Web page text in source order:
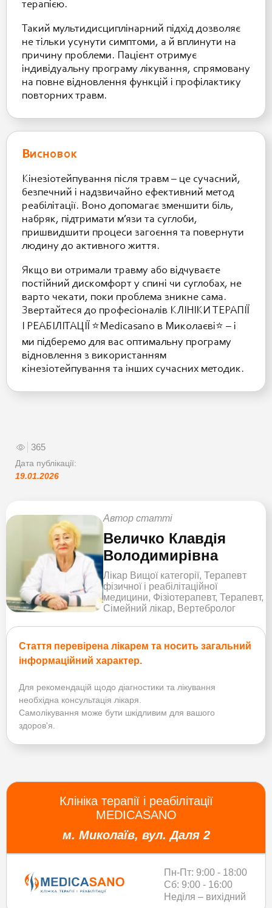
терапією.
Такий мультидисциплінарний підхід дозволяє
не тільки усунути симптоми, а й вплинути на
причину проблеми. Пацієнт отримує
індивідуальну програму лікування, спрямовану
на повне відновлення функцій і профілактику
повторних травм.
Висновок
Кінезіотейпування після травм – це сучасний,
безпечний і надзвичайно ефективний метод
реабілітації. Воно допомагає зменшити біль,
набряк, підтримати м’язи та суглоби,
пришвидшити процеси загоєння та повернути
людину до активного життя.
Якщо ви отримали травму або відчуваєте
постійний дискомфорт у спині чи суглобах, не
варто чекати, поки проблема зникне сама.
Звертайтеся до професіоналів КЛІНІКИ ТЕРАПІЇ
І РЕАБІЛІТАЦІЇ ⭐️Medicasano в Миколаєві⭐️ – і
ми підберемо для вас оптимальну програму
відновлення з використанням
кінезіотейпування та інших сучасних методик.
365
Дата публікації:
19.01.2026
Автор статті
Величко Клавдія
Володимирівна
Лікар Вищої категорії, Терапевт
фізичної і реабілітаційної
медицини, Фізіотерапевт, Терапевт,
Сімейний лікар, Вертебролог
Стаття перевірена лікарем та носить загальний
інформаційний характер.
Для рекомендацій щодо діагностики та лікування
необхідна консультація лікаря.
Самолікування може бути шкідливим для вашого
здоров'я.
Клініка терапії і реабілітації
MEDICASANO
м. Миколаїв, вул. Даля 2
Пн-Пт: 9:00 - 18:00
Сб: 9:00 - 16:00
Неділя – вихідний